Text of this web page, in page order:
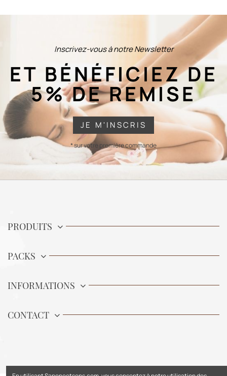
Inscrivez-vous à notre Newsletter
ET BÉNÉFICIEZ DE
5% DE REMISE
JE M'INSCRIS
* sur votre première commande
PRODUITS
PACKS
INFORMATIONS
CONTACT